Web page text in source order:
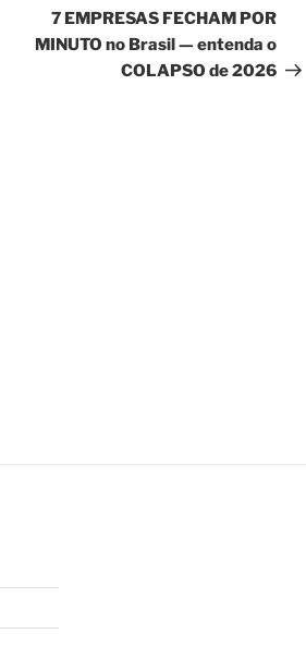
post
7 EMPRESAS FECHAM POR
MINUTO no Brasil — entenda o
COLAPSO de 2026